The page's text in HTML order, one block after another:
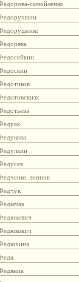
самойленко
линник